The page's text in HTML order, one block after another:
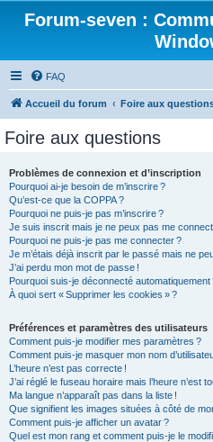
Forum-seven :
FAQ
Accueil du forum Foire aux
Foire aux questions
Problèmes de connexion et d’inscription
Pourquoi ai-je besoin de m’inscrire ?
Qu’est-ce que la COPPA ?
Pourquoi ne puis-je pas m’inscrire ?
Je suis inscrit mais je ne peux pas me
Pourquoi ne puis-je pas me connecter ?
Je m’étais déjà inscrit par le passé mais ne
J’ai perdu mon mot de passe !
Pourquoi suis-je déconnecté automatiquement
À quoi sert « Supprimer les cookies » ?
Préférences et paramètres des utilisateurs
Comment puis-je modifier mes paramètres ?
Comment puis-je masquer mon nom
L’heure n’est pas correcte !
J’ai réglé le fuseau horaire mais l’heure n’est
Ma langue n’apparaît pas dans la liste !
Que signifient les images situées à côté de
Comment puis-je afficher un avatar ?
Quel est mon rang et comment puis-je le